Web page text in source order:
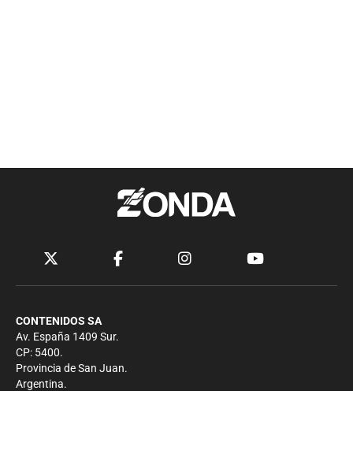
CONTENIDOS SA
Av. España 1409 Sur.
CP: 5400.
Provincia de San Juan.
Argentina.